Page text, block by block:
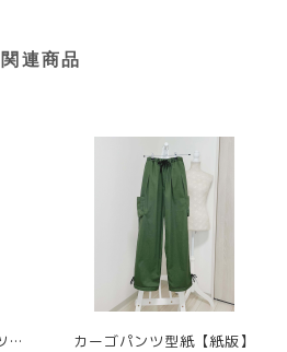
関連商品
夫くん好みのサルエルパンツ型紙【DL版】 カーゴパンツ型紙【紙版】